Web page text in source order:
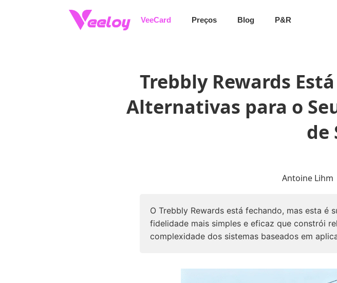
VeeCard Preços Blog P&R
Trebbly Rewards
Alternativas para o
de
Antoine Lihm
O Trebbly Rewards está fechando, mas esta
fidelidade mais simples e eficaz que constrói
complexidade dos sistemas baseados em